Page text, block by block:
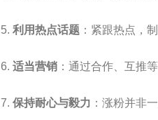
利用热点话题 ：紧跟热点，
适当营销 ：通过合作、互推
保持耐心与毅力 ：涨粉并非